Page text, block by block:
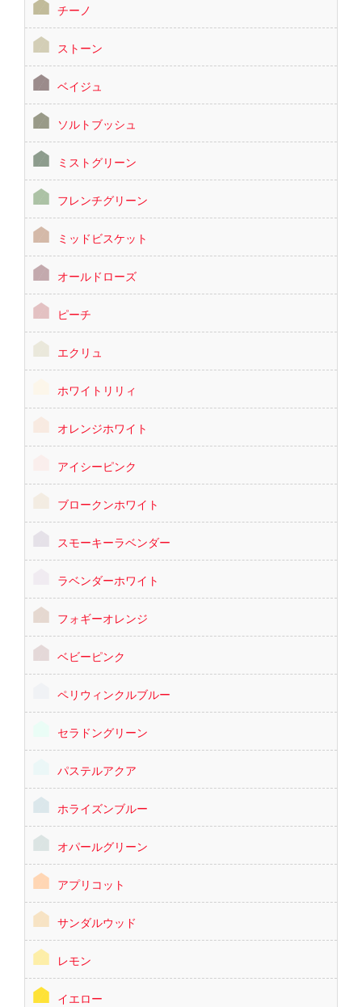
チーノ
ストーン
ベイジュ
ソルトブッシュ
ミストグリーン
フレンチグリーン
ミッドビスケット
オールドローズ
ピーチ
エクリュ
ホワイトリリィ
オレンジホワイト
アイシーピンク
ブロークンホワイト
スモーキーラベンダー
ラベンダーホワイト
フォギーオレンジ
ベビーピンク
ペリウィンクルブルー
セラドングリーン
パステルアクア
ホライズンブルー
オパールグリーン
アプリコット
サンダルウッド
レモン
イエロー